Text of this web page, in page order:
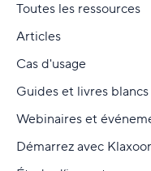
Toutes les ressources
Articles
Cas d'usage
Guides et livres blancs
Webinaires et
Démarrez avec